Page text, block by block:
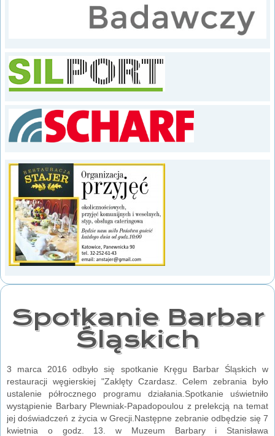
Spotkanie Barbar
Śląskich
3 marca 2016 odbyło się spotkanie Kręgu Barbar Śląskich w
restauracji węgierskiej "Zaklęty Czardasz. Celem zebrania było
ustalenie półrocznego programu działania.Spotkanie uświetniło
wystąpienie Barbary Plewniak-Papadopoulou z prelekcją na temat
jej doświadczeń z życia w Grecji.Następne zebranie odbędzie się 7
kwietnia o godz. 13. w Muzeum Barbary i Stanisława